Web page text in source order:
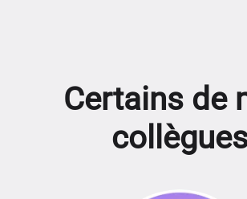
Certains de